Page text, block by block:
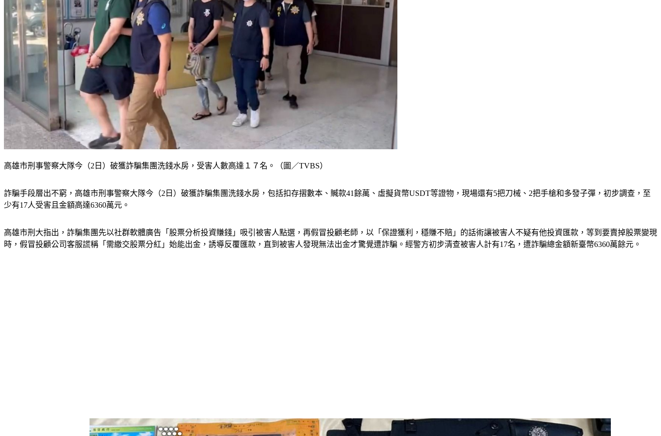
高雄市刑事警察大隊今（2日）破獲詐騙集團洗錢水房，受害人數高達１７名。（圖／TVBS）
詐騙手段層出不窮，高雄市刑事警察大隊今（2日）破獲詐騙集團洗錢水房，包括扣存摺數本、贓款41餘萬、虛擬貨幣USDT等證物，現場還有5把刀械、2把手槍和多發子彈，初步調查，至
少有17人受害且金額高達6360萬元。
高雄市刑大指出，詐騙集團先以社群軟體廣告「股票分析投資賺錢」吸引被害人點選，再假冒投顧老師，以「保證獲利，穩賺不賠」的話術讓被害人不疑有他投資匯款，等到要賣掉股票變現
時，假冒投顧公司客服謊稱「需繳交股票分紅」始能出金，誘導反覆匯款，直到被害人發現無法出金才驚覺遭詐騙。經警方初步清查被害人計有17名，遭詐騙總金額新臺幣6360萬餘元。